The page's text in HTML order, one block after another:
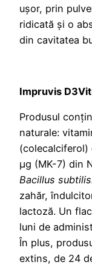
ușor, prin
ridicată și o
din cavitatea
Impruvis
Produsul
naturale:
(colecalciferol)
µg (MK-7) din
Bacillus
zahăr,
lactoză. Un
luni de
În plus,
extins, de 24